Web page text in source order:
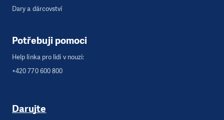
Dary a dárcovství
Potřebuji pomoci
Help linka pro lidi v nouzi:
+420 770 600 800
Darujte